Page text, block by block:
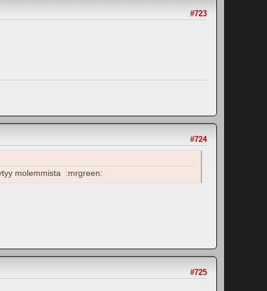
#723
#724
molemmista :mrgreen:
#725